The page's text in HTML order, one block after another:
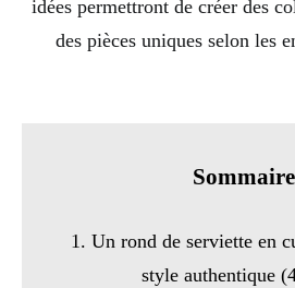
idées permettront de créer des
des pièces uniques selon les
Sommaire
1. Un rond de serviette en
style authentique